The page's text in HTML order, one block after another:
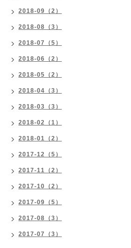
2018-09（2）
2018-08（3）
2018-07（5）
2018-06（2）
2018-05（2）
2018-04（3）
2018-03（3）
2018-02（1）
2018-01（2）
2017-12（5）
2017-11（2）
2017-10（2）
2017-09（5）
2017-08（3）
2017-07（3）